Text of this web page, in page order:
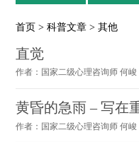
首页 >科普文章 > 其他
直觉
作者：国家二级心理咨询师 何峻
黄昏的急雨 – 写在
作者：国家二级心理咨询师 何峻